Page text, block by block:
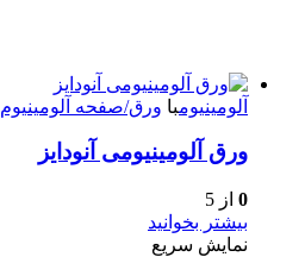
آلومینیومبا ورق/صفحه آلومینیوم
ورق آلومینیومی آنودایز
0 از 5
بیشتر بخوانید
نمایش سریع